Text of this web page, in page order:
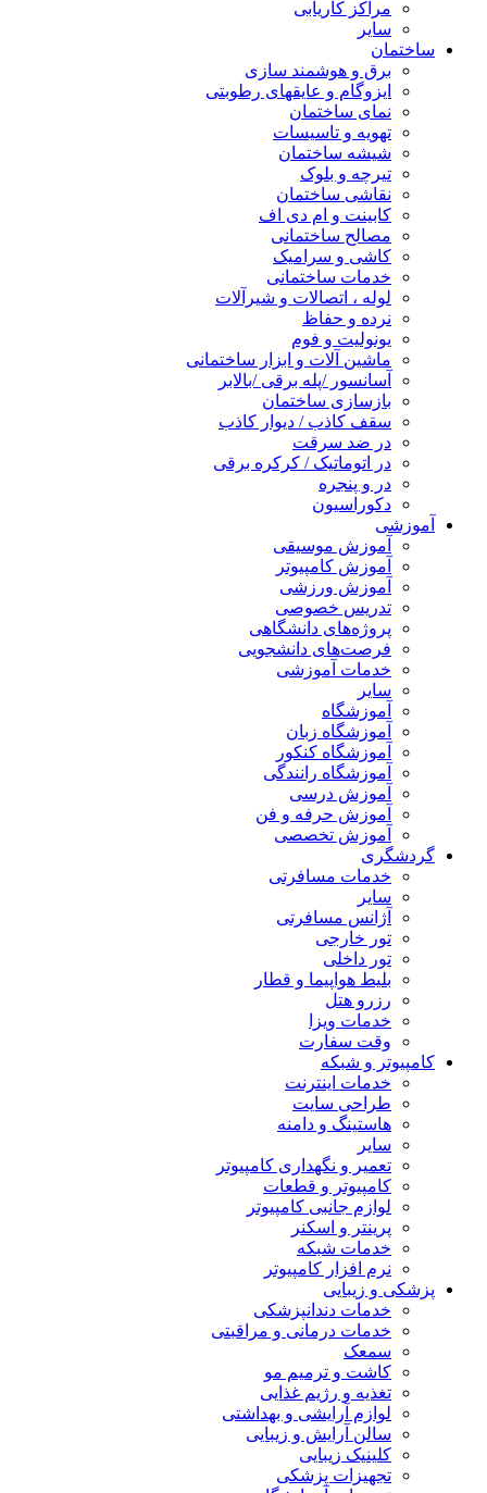
مراکز کاریابی
سایر
ساختمان
برق و هوشمند سازی
ایزوگام و عایقهای رطوبتی
نمای ساختمان
تهویه و تاسیسات
شیشه ساختمان
تیرچه و بلوک
نقاشی ساختمان
کابینت و ام دی اف
مصالح ساختمانی
کاشی و سرامیک
خدمات ساختمانی
لوله ، اتصالات و شیرآلات
نرده و حفاظ
یونولیت و فوم
ماشین آلات و ابزار ساختمانی
آسانسور /پله برقی /بالابر
بازسازی ساختمان
سقف کاذب / دیوار کاذب
در ضد سرقت
در اتوماتیک / کرکره برقی
در و پنجره
دکوراسیون
آموزشی
آموزش موسیقی
آموزش کامپیوتر
آموزش ورزشی
تدریس خصوصی
پروژه‌های دانشگاهی
فرصت‌های دانشجویی
خدمات آموزشی
سایر
آموزشگاه
آموزشگاه زبان
آموزشگاه کنکور
آموزشگاه رانندگی
آموزش درسی
آموزش حرفه و فن
آموزش تخصصی
گردشگری
خدمات مسافرتی
سایر
آژانس مسافرتی
تور خارجی
تور داخلی
بلیط هواپیما و قطار
رزرو هتل
خدمات ویزا
وقت سفارت
کامپیوتر و شبکه
خدمات اینترنت
طراحی سایت
هاستینگ و دامنه
سایر
تعمیر و نگهداری کامپیوتر
کامپیوتر و قطعات
لوازم جانبی کامپیوتر
پرینتر و اسکنر
خدمات شبکه
نرم افزار کامپیوتر
پزشکی و زیبایی
خدمات دندانپزشکی
خدمات درمانی و مراقبتی
سمعک
کاشت و ترمیم مو
تغذیه و رژیم غذایی
لوازم آرایشی و بهداشتی
سالن آرایش و زیبایی
کلینیک زیبایی
تجهیزات پزشکی